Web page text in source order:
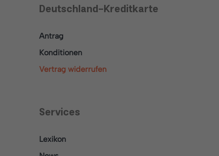
Deutschland-Kreditkarte
Antrag
Konditionen
Vertrag widerrufen
Services
Lexikon